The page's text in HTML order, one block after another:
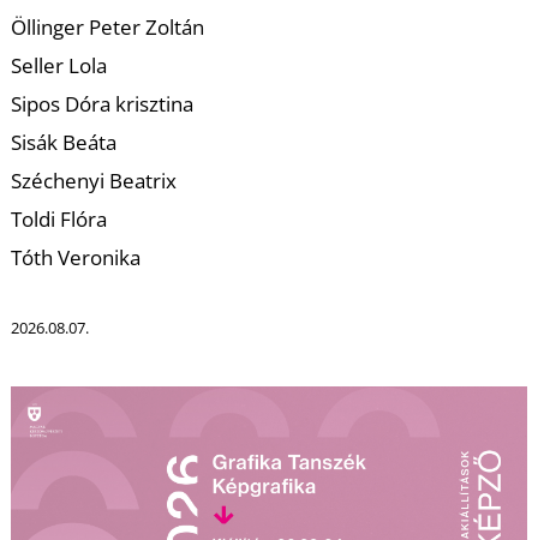
Öllinger Peter Zoltán
Seller Lola
Sipos Dóra krisztina
Sisák Beáta
Széchenyi Beatrix
Toldi Flóra
Tóth Veronika
2026.08.07.